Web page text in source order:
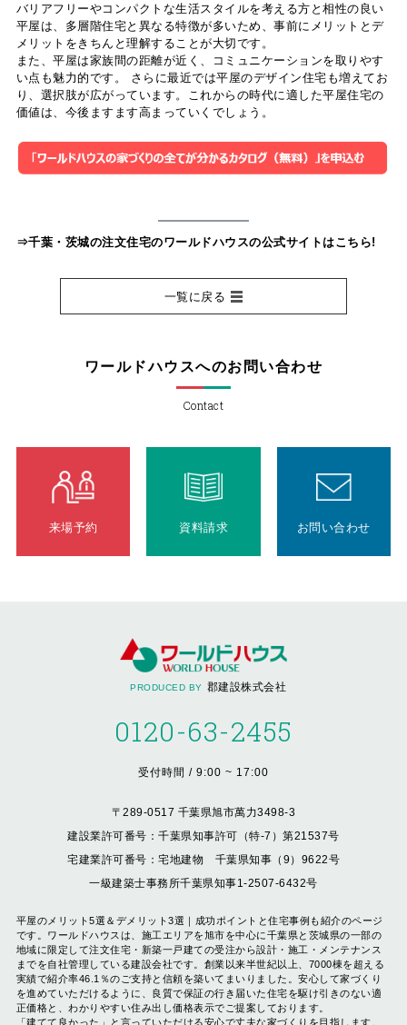
バリアフリーやコンパクトな生活スタイルを考える方と相性の良い
平屋は、多層階住宅と異なる特徴が多いため、事前にメリットとデ
メリットをきちんと理解することが大切です。
また、平屋は家族間の距離が近く、コミュニケーションを取りやす
い点も魅力的です。 さらに最近では平屋のデザイン住宅も増えてお
り、選択肢が広がっています。これからの時代に適した平屋住宅の
価値は、今後ますます高まっていくでしょう。
⇒千葉・茨城の注文住宅のワールドハウスの公式サイトはこちら!
一覧に戻る
ワールドハウスへのお問い合わせ
Contact
来場予約 資料請求 お問い合わせ
PRODUCED BY 郡建設株式会社
0120-63-2455
受付時間 / 9:00 ~ 17:00
〒289-0517 千葉県旭市萬力3498-3
建設業許可番号：千葉県知事許可（特-7）第21537号
宅建業許可番号：宅地建物 千葉県知事（9）9622号
一級建築士事務所千葉県知事1-2507-6432号
平屋のメリット5選＆デメリット3選｜成功ポイントと住宅事例も紹介のページ
です。ワールドハウスは、施工エリアを旭市を中心に千葉県と茨城県の一部の
地域に限定して注文住宅・新築一戸建ての受注から設計・施工・メンテナンス
までを自社管理している建設会社です。創業以来半世紀以上、7000棟を超える
実績で紹介率46.1％のご支持と信頼を築いてまいりました。安心して家づくり
を進めていただけるように、良質で保証の行き届いた住宅を駆け引きのない適
正価格と、わかりやすい住み出し価格表示でご提案しております。
「建てて良かった」と言っていただける安心で丈夫な家づくりを目指します。